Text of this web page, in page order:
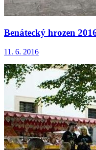
Benátecký hrozen
11. 6. 2016